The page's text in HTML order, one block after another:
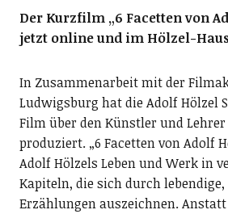
Der Kurzfilm „6 Facetten von
jetzt online und im Hölzel-
In Zusammenarbeit mit der
Ludwigsburg hat die Adolf Hölzel
Film über den Künstler und
produziert. „6 Facetten von Adolf
Adolf Hölzels Leben und Werk in
Kapiteln, die sich durch
Erzählungenauszeichnen.